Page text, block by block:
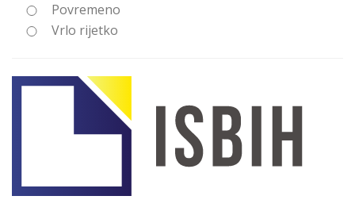
Povremeno
Vrlo rijetko